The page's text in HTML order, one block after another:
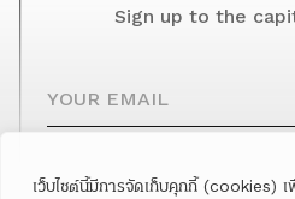
เว็บไซต์นี้มีการจัดเก็บคุกกี้ (cookies)
Sign up to the